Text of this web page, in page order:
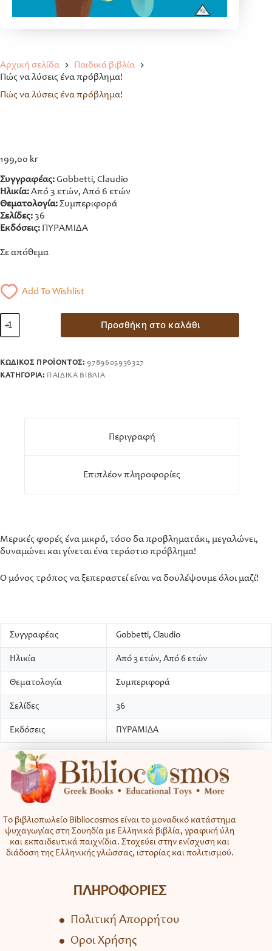
Αρχική σελίδα
Παιδικά βιβλία
Πώς να λύσεις ένα πρόβλημα!
Πώς να λύσεις ένα πρόβλημα!
199,00 kr
Συγγραφέας:Gobbetti, Claudio
Ηλικία:Από 3 ετών, Από 6 ετών
Θεματολογία:Συμπεριφορά
Σελίδες: 36
Εκδόσεις: ΠΥΡΑΜΙΔΑ
Σε απόθεμα
Add To Wishlist
Πώς
να
λύσεις
πρόβλημα!
ποσότητα
Προσθήκη στο καλάθι
ΚΩΔΙΚΌΣ ΠΡΟΪΌΝΤΟΣ:9789605936327
ΚΑΤΗΓΟΡΊΑ: ΠΑΙΔΙΚΆ ΒΙΒΛΊΑ
Περιγραφή
Επιπλέον πληροφορίες
Μερικές φορές ένα μικρό, τόσο δα προβληματάκι, μεγαλώνει,
δυναμώνει και γίνεται ένα τεράστιο πρόβλημα!
Ο μόνος τρόπος να ξεπεραστεί είναι να δουλέψουμε όλοι μαζί!
Συγγραφέας Gobbetti, Claudio
Ηλικία Από 3 ετών, Από 6 ετών
Θεματολογία Συμπεριφορά
Σελίδες 36
Εκδόσεις ΠΥΡΑΜΙΔΑ
Το βιβλιοπωλείο Bibliocosmos είναι το μοναδικό κατάστημα
ψυχαγωγίας στη Σουηδία με Ελληνικά βιβλία, γραφική ύλη
και εκπαιδευτικά παιχνίδια. Στοχεύει στην ενίσχυση και
διάδοση της Ελληνικής γλώσσας, ιστορίας και πολιτισμού.
ΠΛΗΡΟΦΟΡΙΕΣ
Πολιτική Απορρήτου
Όροι Χρήσης